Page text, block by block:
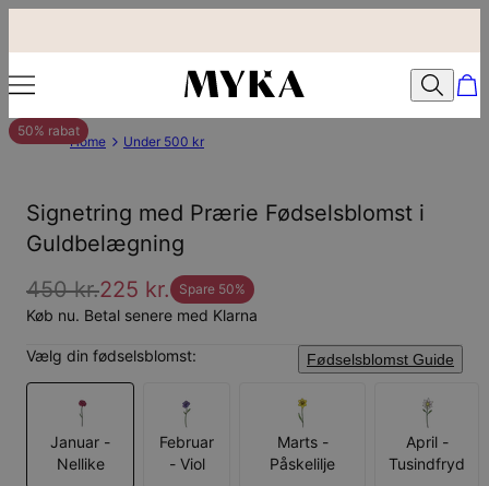
50% rabat
Home Under 500 kr
Signetring med Prærie Fødselsblomst i
Guldbelægning
450 kr.225 kr. Spare 50%
Køb nu. Betal senere med Klarna
Vælg din fødselsblomst: Fødselsblomst Guide
Januar -
Nellike
Februar
- Viol
Marts -
Påskelilje
April -
Tusindfryd